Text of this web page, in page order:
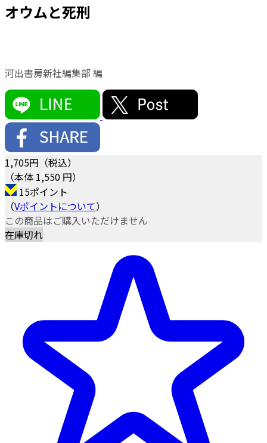
オウムと死刑
河出書房新社編集部 編
1,705円（税込）
（本体 1,550 円）
15ポイント
（Vポイントについて）
この商品はご購入いただけません
在庫切れ